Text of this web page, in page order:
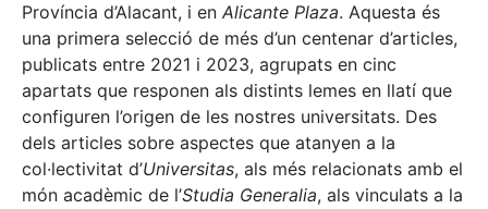
Província d’Alacant, i en Alicante Plaza. Aquesta és
una primera selecció de més d’un centenar d’articles,
publicats entre 2021 i 2023, agrupats en cinc
apartats que responen als distints lemes en llatí que
configuren l’origen de les nostres universitats. Des
dels articles sobre aspectes que atanyen a la
col·lectivitat d’Universitas, als més relacionats amb el
món acadèmic de l’Studia Generalia, als vinculats a la